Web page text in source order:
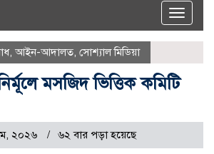
Toggle
, আইন-আদালত, সোশ্যাল মিডিয়া
মসজিদ ভিত্তিক কমিটি
২০২৬ ৬২ বার পড়া হয়েছে